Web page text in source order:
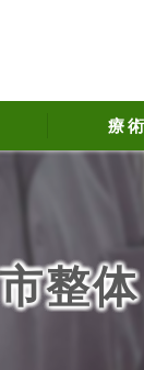
療
市整